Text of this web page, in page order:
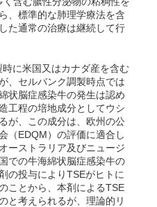
、標準的な肺理学療法を含
た通常の治療は継続して行
に米国又はカナダ産を含む
、セルバンク調製時点では
状脳症感染牛の発生は認め
工程の培地成分としてウシ
が、この成分は、欧州の公
（EDQM）の評価に適合し
ーストラリア及びニュージ
での牛海綿状脳症感染牛の
の投与によりTSEがヒトに
ことから、本剤によるTSE
と考えられるが、理論的リ